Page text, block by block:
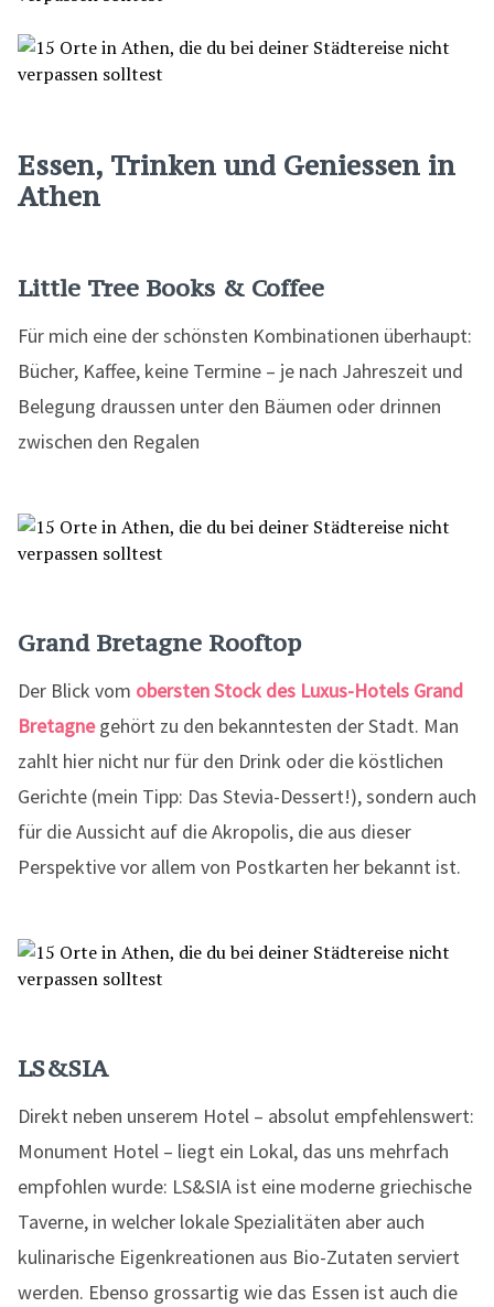
Essen, Trinken und Geniessen in
Athen
Little Tree Books & Coffee
Für mich eine der schönsten Kombinationen überhaupt:
Bücher, Kaffee, keine Termine – je nach Jahreszeit und
Belegung draussen unter den Bäumen oder drinnen
zwischen den Regalen
Grand Bretagne Rooftop
Der Blick vom obersten Stock des Luxus-Hotels Grand
Bretagnegehört zu den bekanntesten der Stadt. Man
zahlt hier nicht nur für den Drink oder die köstlichen
Gerichte (mein Tipp: Das Stevia-Dessert!), sondern auch
für die Aussicht auf die Akropolis, die aus dieser
Perspektive vor allem von Postkarten her bekannt ist.
LS&SIA
Direkt neben unserem Hotel – absolut empfehlenswert:
Monument Hotel – liegt ein Lokal, das uns mehrfach
empfohlen wurde: LS&SIA ist eine moderne griechische
Taverne, in welcher lokale Spezialitäten aber auch
kulinarische Eigenkreationen aus Bio-Zutaten serviert
werden. Ebenso grossartig wie das Essen ist auch die